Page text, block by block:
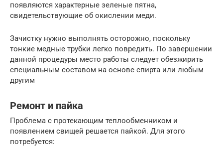
появляются характерные зеленые пятна,
свидетельствующие об окислении меди.
Зачистку нужно выполнять осторожно, поскольку
тонкие медные трубки легко повредить. По завершении
данной процедуры место работы следует обезжирить
специальным составом на основе спирта или любым
другим
Ремонт и пайка
Проблема с протекающим теплообменником и
появлением свищей решается пайкой. Для этого
потребуется: